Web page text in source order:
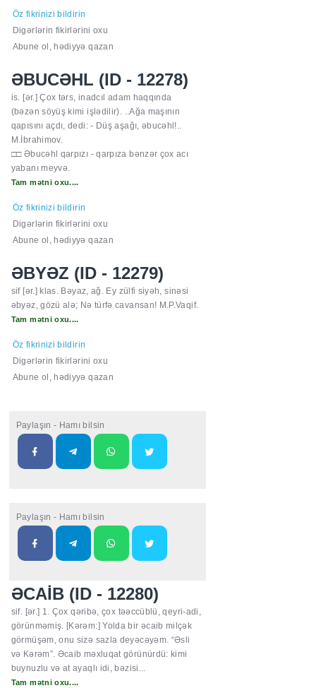
Öz fikrinizi bildirin
Digərlərin fikirlərini oxu
Abune ol, hədiyyə qazan
ƏBUCƏHL (ID - 12278)
is. [ər.] Çox tərs, inadcıl adam haqqında
(bəzən söyüş kimi işlədilir). ..Ağa maşının
qapısını açdı, dedi: - Düş aşağı, əbucəhl!..
M.İbrahimov.
□□ Əbucəhl qarpızı - qarpıza bənzər çox acı
yabanı meyvə.
Tam mətni oxu....
Öz fikrinizi bildirin
Digərlərin fikirlərini oxu
Abune ol, hədiyyə qazan
ƏBYƏZ (ID - 12279)
sif [ər.] klas. Bəyaz, ağ. Ey zülfi siyəh, sinəsi
əbyəz, gözü alə; Nə türfə cavansan! M.P.Vaqif.
Tam mətni oxu....
Öz fikrinizi bildirin
Digərlərin fikirlərini oxu
Abune ol, hədiyyə qazan
Paylaşın - Hamı bilsin
Paylaşın - Hamı bilsin
ƏCAİB (ID - 12280)
sif. [ər.] 1. Çox qəribə, çox təəccüblü, qeyri-adi,
görünməmiş. [Kərəm:] Yolda bir əcaib milçək
görmüşəm, onu sizə sazla deyəcəyəm. “Əsli
və Kərəm”. Əcaib məxluqat görünürdü: kimi
buynuzlu və at ayaqlı idi, bəzisi...
Tam mətni oxu....